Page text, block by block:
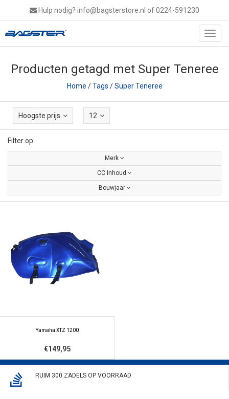
Hulp nodig? info@bagsterstore.nl of 0224-591230
Producten getagd met Super Teneree
Home /Tags /Super Teneree
Hoogste prijs 12
Filter op:
Merk
CC Inhoud
Bouwjaar
Yamaha XTZ 1200
€149,95
RUIM 300 ZADELS OP VOORRAAD